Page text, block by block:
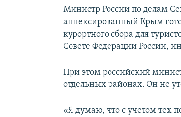
Министр России по делам
аннексированный Крым
курортного сбора для
Совете Федерации России,
При этом российский
отдельных районах. Он не
«Я думаю, что с учетом тех